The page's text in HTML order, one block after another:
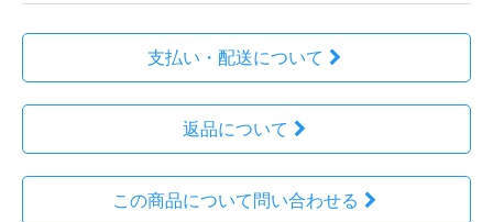
支払い・配送について
返品について
この商品について問い合わせる